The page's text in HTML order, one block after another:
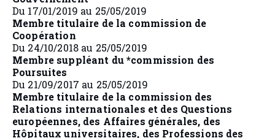
Du 17/01/2019 au 25/05/2019
Membre titulaire de la commission de
Coopération
Du 24/10/2018 au 25/05/2019
Membre suppléant du *commission des
Poursuites
Du 21/09/2017 au 25/05/2019
Membre titulaire de la commission des
Relations internationales et des Questions
européennes, des Affaires générales, des
Hôpitaux universitaires, des Professions des